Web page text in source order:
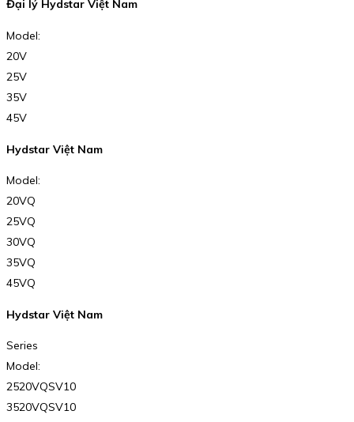
Đại lý Hydstar Việt Nam
Model:
20V
25V
35V
45V
Hydstar Việt Nam
Model:
20VQ
25VQ
30VQ
35VQ
45VQ
Hydstar Việt Nam
Series
Model:
2520VQSV10
3520VQSV10